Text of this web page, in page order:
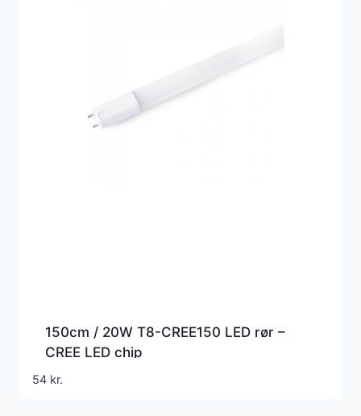
150cm / 20W T8-CREE150 LED rør –
CREE LED chip
54 kr.